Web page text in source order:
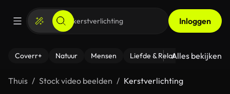
Inloggen
Coverr+ Natuur Mensen Liefde & Relaties - Fitness
Alles bekijken
Thuis Stock video beelden Kerstverlichting